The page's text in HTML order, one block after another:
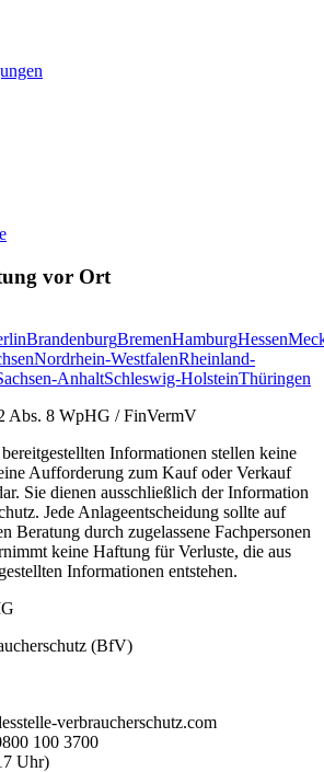
vor Ort
BrandenburgBremenHamburgHessen
Nordrhein-WestfalenRheinland-
AnhaltSchleswig-HolsteinThüringen
Abs. 8 WpHG / FinVermV
Informationen stellen keine
Aufforderung zum Kauf oder Verkauf
Sie dienen ausschließlich der Information
Jede Anlageentscheidung sollte auf
Beratung durch zugelassene Fachpersonen
keine Haftung für Verluste, die aus
Informationen entstehen.
(BfV)
verbraucherschutz.com
100 3700
Uhr)